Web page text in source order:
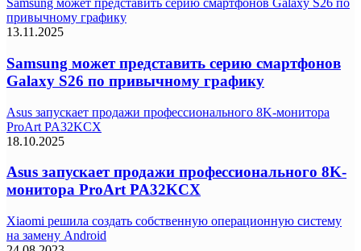
Samsung может представить серию смартфонов Galaxy S26 по
привычному графику
13.11.2025
Samsung может представить серию смартфонов
Galaxy S26 по привычному графику
Asus запускает продажи профессионального 8K-монитора
ProArt PA32KCX
18.10.2025
Asus запускает продажи профессионального 8K-
монитора ProArt PA32KCX
Xiaomi решила создать собственную операционную систему
на замену Android